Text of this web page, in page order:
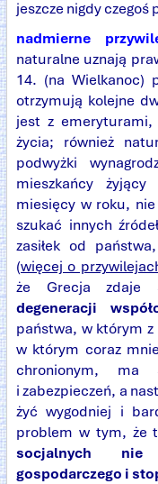
jeszcze nigdy czegoś
nadmierne
naturalne uznają
14. (na Wielkanoc)
otrzymują kolejne
jest z emeryturami,
życia; również
podwyżki
mieszkańcy
miesięcy w roku,
szukać innych
zasiłek od
(więcej o
że Grecja zdaje
degeneracji
państwa, w którym
w którym coraz
chronionym, ma
i zabezpieczeń, a
żyć wygodniej i
problem w tym, że
socjalnych
gospodarczego i